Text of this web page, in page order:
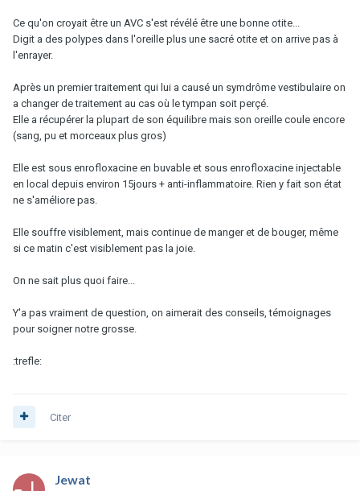
Ce qu'on croyait être un AVC s'est révélé être une bonne otite...
Digit a des polypes dans l'oreille plus une sacré otite et on arrive pas à
l'enrayer.
Après un premier traitement qui lui a causé un symdrôme vestibulaire on
a changer de traitement au cas où le tympan soit perçé.
Elle a récupérer la plupart de son équilibre mais son oreille coule encore
(sang, pu et morceaux plus gros)
Elle est sous enrofloxacine en buvable et sous enrofloxacine injectable
en local depuis environ 15jours + anti-inflammatoire. Rien y fait son état
ne s'améliore pas.
Elle souffre visiblement, mais continue de manger et de bouger, même
si ce matin c'est visiblement pas la joie.
On ne sait plus quoi faire...
Y'a pas vraiment de question, on aimerait des conseils, témoignages
pour soigner notre grosse.
:trefle:
Citer
Jewat